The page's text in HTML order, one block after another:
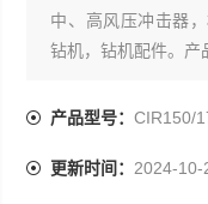
中、高风压冲击器
钻机，钻机配件。产
产品型号：CIR150/
更新时间： 2024-10-